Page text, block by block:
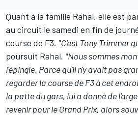
Quant à la famille Rahal, elle est
au circuit le samedi en fin de
course de F3. "C'est Tony Trimmer
poursuit Rahal. "Nous sommes
l'épingle. Parce qu'il n'y avait pas
regarder la course de F3 à cet
la patte du gars, lui a donné de
revenir pour le Grand Prix, alors